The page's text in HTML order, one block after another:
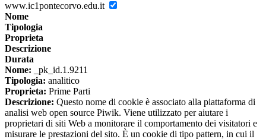
www.ic1pontecorvo.edu.it
Nome
Tipologia
Proprieta
Descrizione
Durata
Nome: _pk_id.1.9211
Tipologia: analitico
Proprieta: Prime Parti
Descrizione: Questo nome di cookie è associato alla piattaforma di
analisi web open source Piwik. Viene utilizzato per aiutare i
proprietari di siti Web a monitorare il comportamento dei visitatori e
misurare le prestazioni del sito. È un cookie di tipo pattern, in cui il